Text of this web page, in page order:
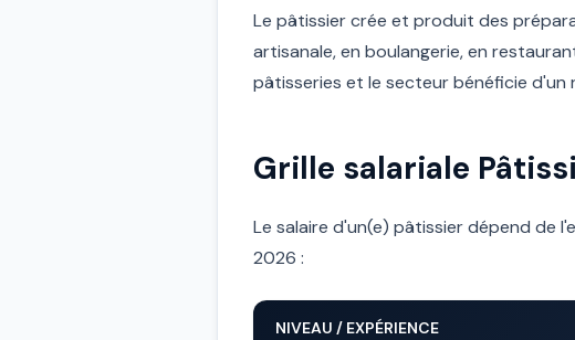
Le pâtissier crée et produit des
artisanale, en boulangerie, en
pâtisseries et le secteur bénéficie d'un
Grille salariale
Le salaire d'un(e) pâtissier dépend de
2026 :
NIVEAU / EXPÉRIENCE